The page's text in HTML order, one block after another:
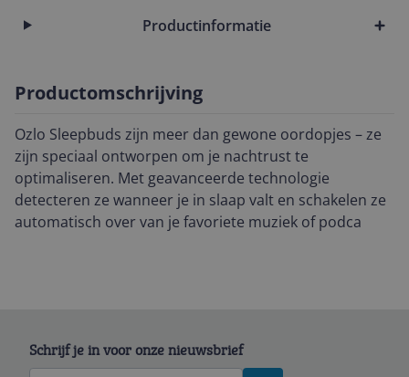
Productinformatie
Productomschrijving
Ozlo Sleepbuds zijn meer dan gewone oordopjes – ze
zijn speciaal ontworpen om je nachtrust te
optimaliseren. Met geavanceerde technologie
detecteren ze wanneer je in slaap valt en schakelen ze
automatisch over van je favoriete muziek of podca
Schrijf je in voor onze nieuwsbrief